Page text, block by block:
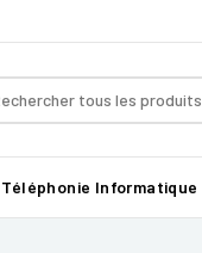
Téléphonie Informatique